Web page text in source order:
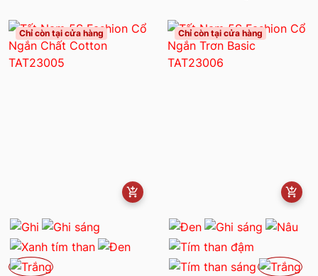
Chỉ còn tại cửa hàng Chỉ còn tại cửa hàng